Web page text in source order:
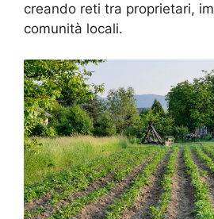
creando reti tra proprietari,
comunità locali.